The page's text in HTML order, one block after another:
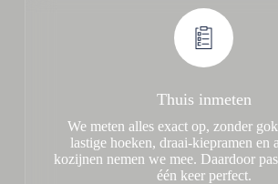
Thuis inmeten
We meten alles exact op, zonder
lastige hoeken, draai-kiepramen en
kozijnen nemen we mee. Daardoor
één keer perfect.